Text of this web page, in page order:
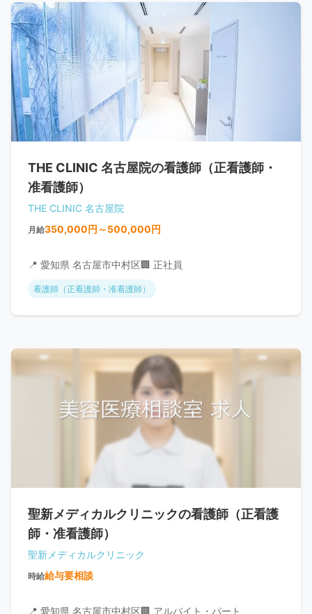
THE CLINIC 名古屋院の看護師（正看護師・
准看護師）
THE CLINIC 名古屋院
月給350,000円～500,000円
📍 愛知県 名古屋市中村区🏢 正社員
看護師（正看護師・准看護師）
聖新メディカルクリニックの看護師（正看護
師・准看護師）
聖新メディカルクリニック
時給給与要相談
📍 愛知県 名古屋市中村区🏢 アルバイト・パート